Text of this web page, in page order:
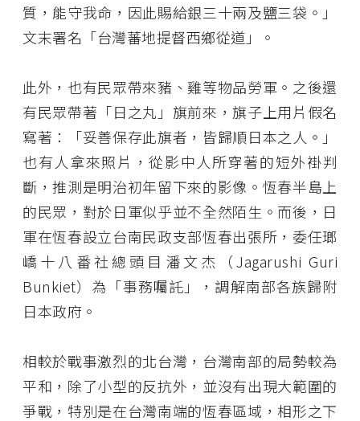
質，能守我命，因此賜給銀三十兩及鹽三袋。」
文末署名「台灣蕃地提督西鄉從道」。
此外，也有民眾帶來豬、雞等物品勞軍。之後還
有民眾帶著「日之丸」旗前來，旗子上用片假名
寫著：「妥善保存此旗者，皆歸順日本之人。」
也有人拿來照片，從影中人所穿著的短外褂判
斷，推測是明治初年留下來的影像。恆春半島上
的民眾，對於日軍似乎並不全然陌生。而後，日
軍在恆春設立台南民政支部恆春出張所，委任瑯
嶠十八番社總頭目潘文杰（Jagarushi Guri
Bunkiet）為「事務囑託」，調解南部各族歸附
日本政府。
相較於戰事激烈的北台灣，台灣南部的局勢較為
平和，除了小型的反抗外，並沒有出現大範圍的
爭戰，特別是在台灣南端的恆春區域，相形之下